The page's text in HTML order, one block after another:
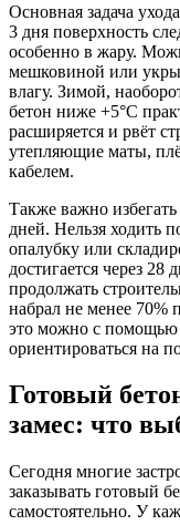
Основная задача
3 дня поверхность
особенно в жару.
мешковиной или
влагу. Зимой,
бетон ниже +5°C
расширяется и рвёт
утепляющие маты,
кабелем.
Также важно
дней. Нельзя ходить
опалубку или
достигается через
продолжать
набрал не менее 70%
это можно с помощью
ориентироваться на
Готовый
замес: что
Сегодня многие
заказывать готовый
самостоятельно. У